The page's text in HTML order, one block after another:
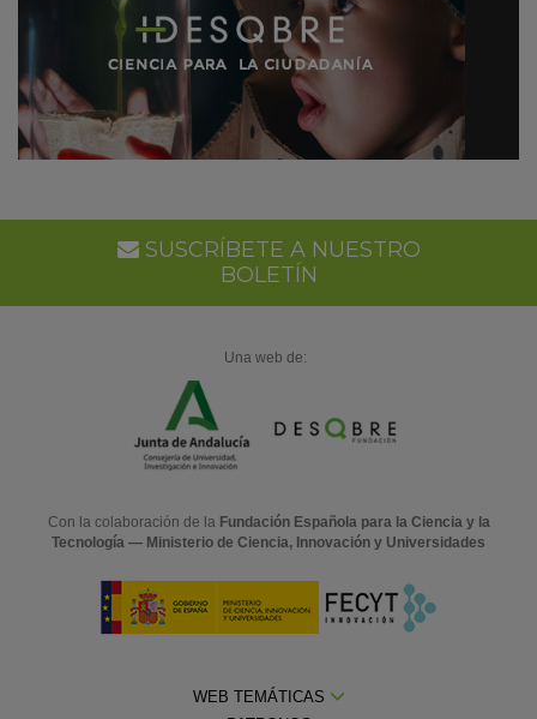
SUSCRÍBETE A NUESTRO
BOLETÍN
Una web de:
Con la colaboración de la Fundación Española para la Ciencia y la
Tecnología — Ministerio de Ciencia, Innovación y Universidades
WEB TEMÁTICAS